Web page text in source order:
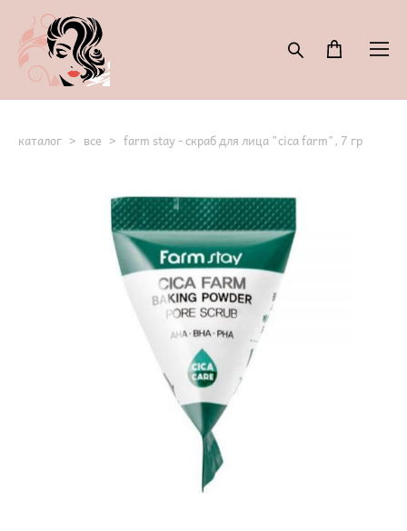
каталог > все > farm stay - скраб для лица "cica farm", 7 гр